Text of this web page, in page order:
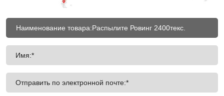
Имя:*
Отправить по электронной почте:*